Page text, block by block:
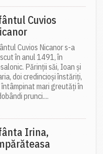
Cuvios
Cuvios Nicanor s-a
în anul 1491, în
Părinții săi, Ioan și
doi credincioși înstăriți,
întâmpinat mari greutăți în
prunci....
Irina,